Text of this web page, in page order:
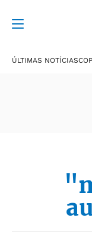
ÚLTIMAS NOTÍCIAS